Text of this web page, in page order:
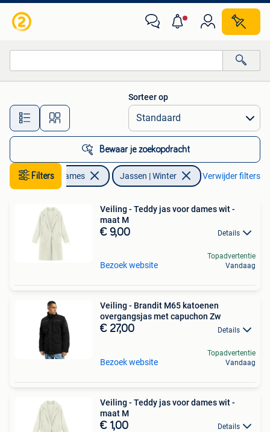
Alle afstanden…
Sorteer op
Bewaar je zoekopdracht
Filters
Kleding | Dames Jassen | Winter Verwijder filters
Veiling - Teddy jas voor dames wit -
maat M
€ 9,00 Details
Bezoek website
Topadvertentie
Vandaag
Veiling - Brandit M65 katoenen
overgangsjas met capuchon Zw
€ 27,00 Details
Bezoek website
Topadvertentie
Vandaag
Veiling - Teddy jas voor dames wit -
maat M
€ 1,00 Details